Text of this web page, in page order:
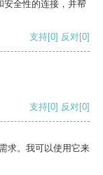
安全性的连接，并帮
支持[0] 反对[0]
支持[0] 反对[0]
求。我可以使用它来